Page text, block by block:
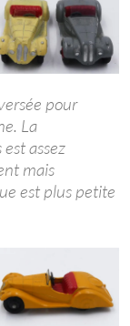
pour
La
assez
mais
est plus petite